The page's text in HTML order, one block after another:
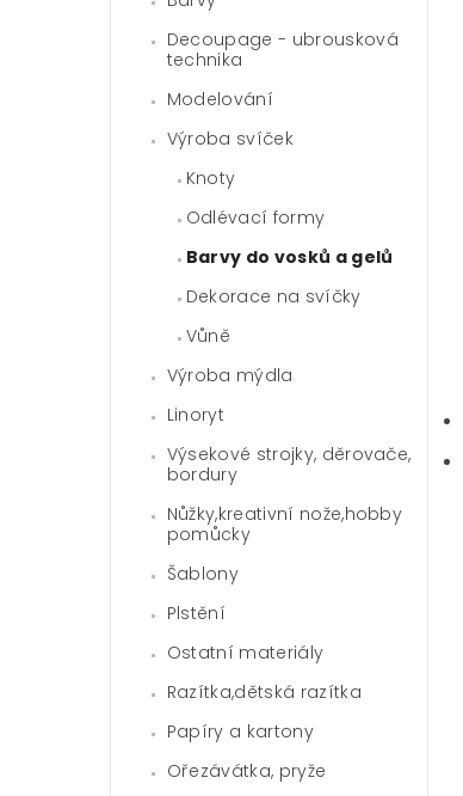
Decoupage - ubrousková
technika
Modelování
Výroba svíček
Knoty
Odlévací formy
Barvy do vosků a gelů
Dekorace na svíčky
Vůně
Výroba mýdla
Linoryt
Výsekové strojky, děrovače,
bordury
Nůžky,kreativní nože,hobby
pomůcky
Šablony
Plstění
Ostatní materiály
Razítka,dětská razítka
Papíry a kartony
Ořezávátka, pryže